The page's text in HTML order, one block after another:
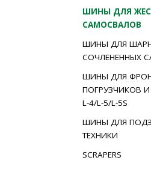
ШИНЫ ДЛЯ
САМОСВАЛОВ
ШИНЫ ДЛЯ
СОЧЛЕНЕННЫХ
ШИНЫ ДЛЯ
ПОГРУЗЧИКОВ
L-4/L-5/L-5S
ШИНЫ ДЛЯ
ТЕХНИКИ
SCRAPERS